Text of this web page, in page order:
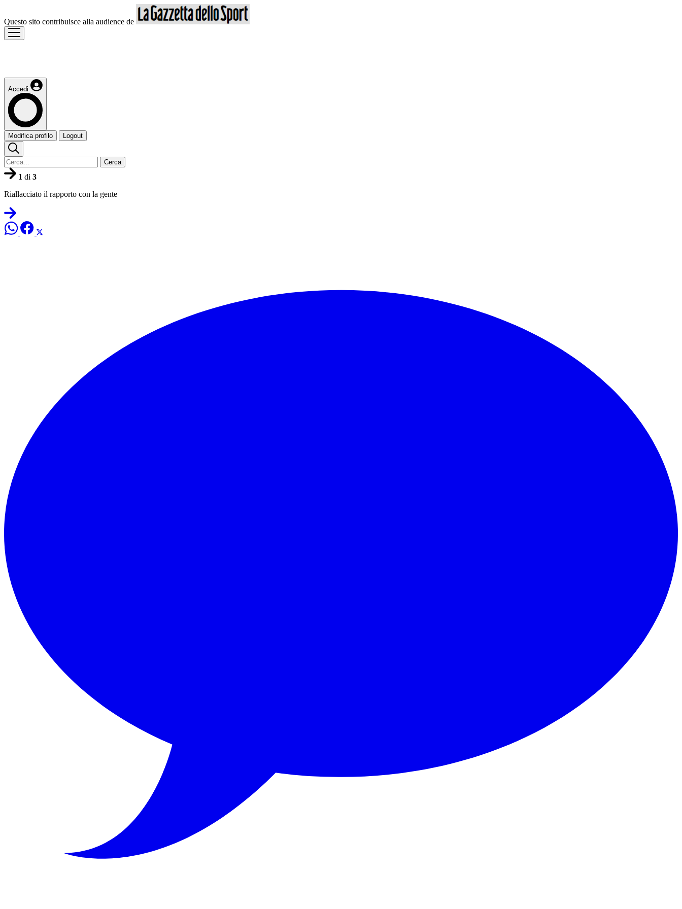
Questo sito contribuisce alla audience de
Accedi
Modifica profilo Logout
Cerca
1 di 3
Riallacciato il rapporto con la gente